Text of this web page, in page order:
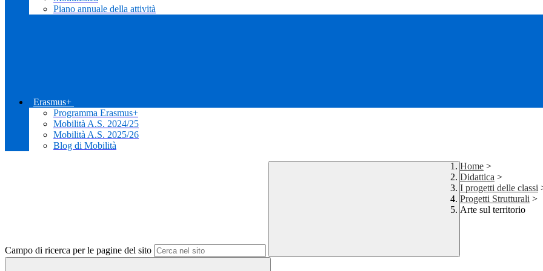
Piano annuale della attività
Erasmus+
Programma Erasmus+
Mobilità A.S. 2024/25
Mobilità A.S. 2025/26
Blog di Mobilità
Campo di ricerca per le pagine del sito
Home >
Didattica >
I progetti delle classi
Progetti Strutturali >
Arte sul territorio